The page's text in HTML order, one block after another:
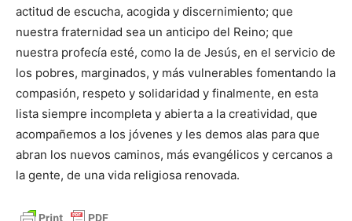
actitud de escucha, acogida y discernimiento; que
nuestra fraternidad sea un anticipo del Reino; que
nuestra profecía esté, como la de Jesús, en el servicio de
los pobres, marginados, y más vulnerables fomentando la
compasión, respeto y solidaridad y finalmente, en esta
lista siempre incompleta y abierta a la creatividad, que
acompañemos a los jóvenes y les demos alas para que
abran los nuevos caminos, más evangélicos y cercanos a
la gente, de una vida religiosa renovada.